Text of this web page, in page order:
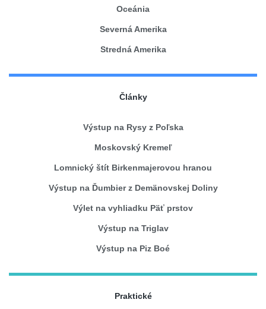
Oceánia
Severná Amerika
Stredná Amerika
Články
Výstup na Rysy z Poľska
Moskovský Kremeľ
Lomnický štít Birkenmajerovou hranou
Výstup na Ďumbier z Demänovskej Doliny
Výlet na vyhliadku Päť prstov
Výstup na Triglav
Výstup na Piz Boé
Praktické